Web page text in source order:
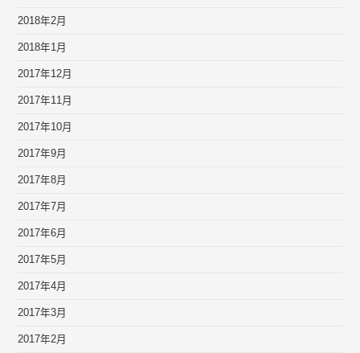
2018年2月
2018年1月
2017年12月
2017年11月
2017年10月
2017年9月
2017年8月
2017年7月
2017年6月
2017年5月
2017年4月
2017年3月
2017年2月